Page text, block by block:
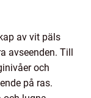
av vit päls
avseenden. Till
och
på ras.